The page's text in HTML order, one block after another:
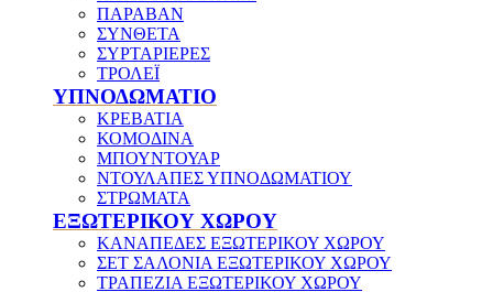
ΠΑΡΑΒΑΝ
ΣΥΝΘΕΤΑ
ΣΥΡΤΑΡΙΕΡΕΣ
ΤΡΟΛΕΪ
ΥΠΝΟΔΩΜΑΤΙΟ
ΚΡΕΒΑΤΙΑ
ΚΟΜΟΔΙΝΑ
ΜΠΟΥΝΤΟΥΑΡ
ΝΤΟΥΛΑΠΕΣ ΥΠΝΟΔΩΜΑΤΙΟΥ
ΣΤΡΩΜΑΤΑ
ΕΞΩΤΕΡΙΚΟΥ ΧΩΡΟΥ
ΚΑΝΑΠΕΔΕΣ ΕΞΩΤΕΡΙΚΟΥ ΧΩΡΟΥ
ΣΕΤ ΣΑΛΟΝΙΑ ΕΞΩΤΕΡΙΚΟΥ ΧΩΡΟΥ
ΤΡΑΠΕΖΙΑ ΕΞΩΤΕΡΙΚΟΥ ΧΩΡΟΥ